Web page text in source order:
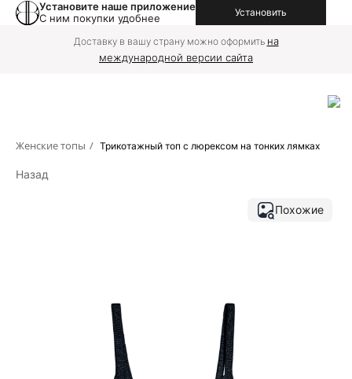
Установите наше приложение
С ним покупки удобнее
Установить
Доставку в вашу страну можно оформить на
международной версии сайта
Женские топы / Трикотажный топ с люрексом на тонких лямках
Назад
Похожие